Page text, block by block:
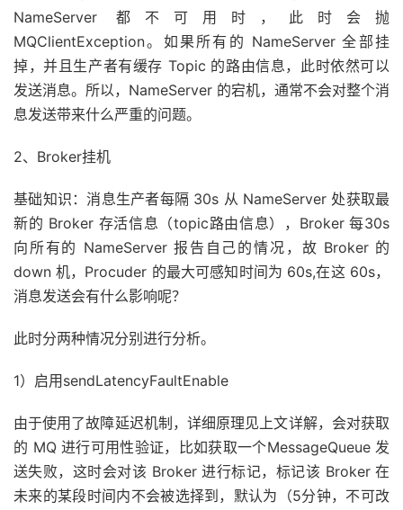
NameServer 都不可用时，此时会抛
MQClientException。如果所有的 NameServer 全部挂
掉，并且生产者有缓存 Topic 的路由信息，此时依然可以
发送消息。所以，NameServer 的宕机，通常不会对整个消
息发送带来什么严重的问题。
2、Broker挂机
基础知识：消息生产者每隔 30s 从 NameServer 处获取最
新的 Broker 存活信息（topic路由信息），Broker 每30s
向所有的 NameServer 报告自己的情况，故 Broker 的
down 机，Procuder 的最大可感知时间为 60s,在这 60s，
消息发送会有什么影响呢？
此时分两种情况分别进行分析。
1）启用sendLatencyFaultEnable
由于使用了故障延迟机制，详细原理见上文详解，会对获取
的 MQ 进行可用性验证，比如获取一个MessageQueue 发
送失败，这时会对该 Broker 进行标记，标记该 Broker 在
未来的某段时间内不会被选择到，默认为（5分钟，不可改